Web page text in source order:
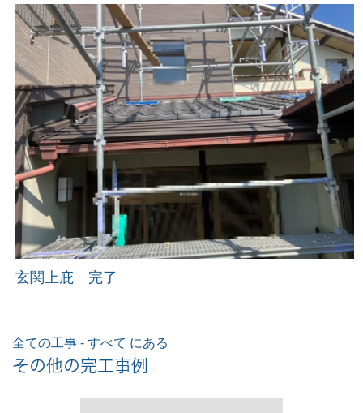
玄関上庇 完了
全ての工事 - すべて にある
その他の完工事例